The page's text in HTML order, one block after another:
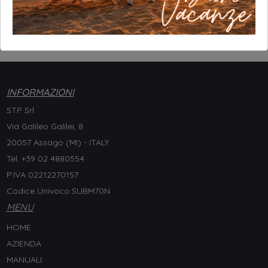
INFORMAZIONI
STP Srl
Via Galileo Galilei, 8
20057 Assago (MI) - ITALY
Tel. +39 02 4880554
P.IVA 02212270157
Codice Univoco SUBM70N
MENU
HOME
AZIENDA
MANUALI